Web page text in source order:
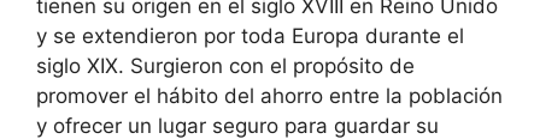
tienen su origen en el siglo XVIII en Reino Unido
y se extendieron por toda Europa durante el
siglo XIX. Surgieron con el propósito de
promover el hábito del ahorro entre la población
y ofrecer un lugar seguro para guardar su